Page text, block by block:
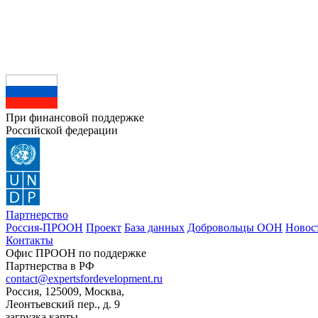
При финансовой поддержке
Российской федерации
Партнерство
Россия-ПРООН Проект База данных Добровольцы ООН
Контакты
Офис ПРООН по поддержке
Партнерства в РФ
contact@expertsfordevelopment.ru
Россия, 125009, Москва,
Леонтьевский пер., д. 9